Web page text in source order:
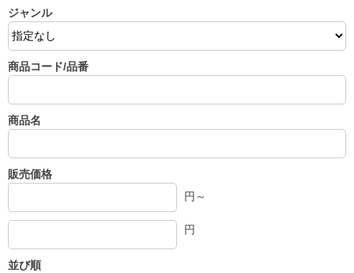
ジャンル
商品コード/品番
商品名
販売価格
円～
円
並び順